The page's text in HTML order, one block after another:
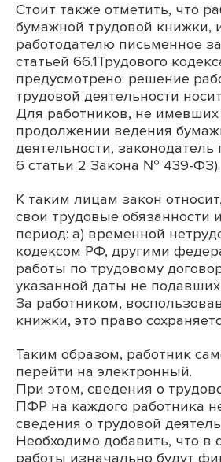
Стоит также отметить, что
бумажной трудовой книжки,
работодателю письменное
статьей 66.1Трудового
предусмотрено: решение
трудовой деятельности
Для работников, не
продолжении ведения
деятельности,
6 статьи 2 Закона № 439-ФЗ).
К таким лицам закон
свои трудовые обязанности
период: а) временной
кодексом РФ, другими
работы по трудовому
указанной даты не
За работником,
книжки, это право
Таким образом, работник
перейти на электронный.
При этом, сведения о
ПФР на каждого работника
сведения о трудовой
Необходимо добавить, что в